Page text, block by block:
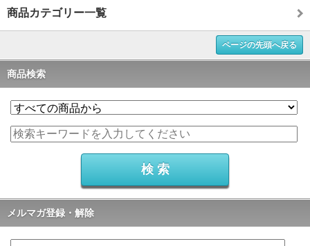
商品カテゴリー一覧
ページの先頭へ戻る
商品検索
メルマガ登録・解除